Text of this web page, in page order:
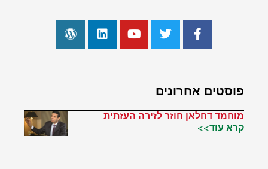
פוסטים אחרונים
מוחמד דחלאן חוזר לזירה העזתית
קרא עוד>>